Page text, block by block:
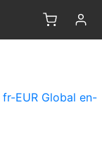
fr-EUR Global en-